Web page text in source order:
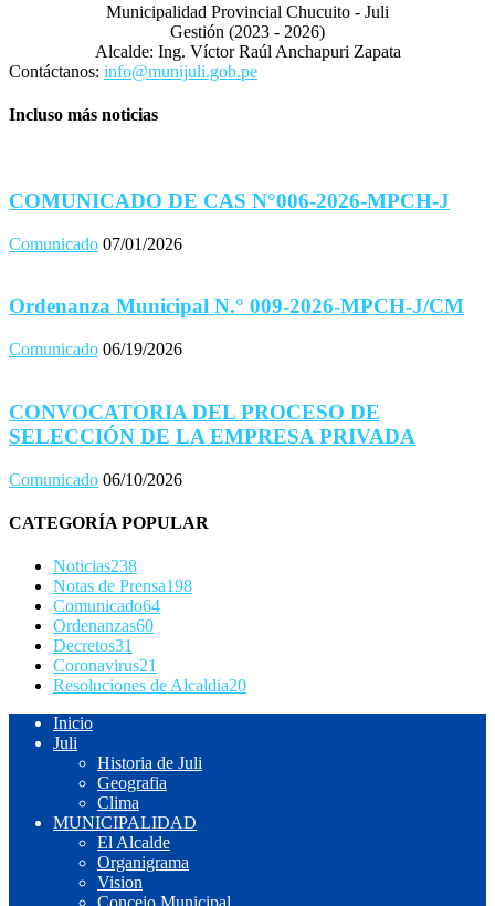
Municipalidad Provincial Chucuito - Juli
Gestión (2023 - 2026)
Alcalde: Ing. Víctor Raúl Anchapuri Zapata
Contáctanos: info@munijuli.gob.pe
Incluso más noticias
COMUNICADO DE CAS N°006-2026-MPCH-J
Comunicado 07/01/2026
Ordenanza Municipal N.° 009-2026-MPCH-J/CM
Comunicado 06/19/2026
CONVOCATORIA DEL PROCESO DE
SELECCIÓN DE LA EMPRESA PRIVADA
Comunicado 06/10/2026
CATEGORÍA POPULAR
Noticias238
Notas de Prensa198
Comunicado64
Ordenanzas60
Decretos31
Coronavirus21
Resoluciones de Alcaldia20
Inicio
Juli
Historia de Juli
Geografia
Clima
MUNICIPALIDAD
El Alcalde
Organigrama
Vision
Concejo Municipal